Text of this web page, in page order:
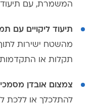
המשמרת, עם תיעוד
תיעוד ליקויים עם
מהשטח ישירות
תקלות או התקדמות
צמצום אובדן
להתלכלך או ללכת